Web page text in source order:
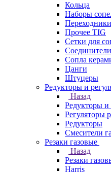
Кольца
Наборы
Переходники
Прочее TIG
Сетки для
Сопла
Цанги
Штуцеры
Редукторы и
Назад
Редукторы и
Регуляторы
Редукторы
Смесители
Резаки газовые
Назад
Резаки
Harris